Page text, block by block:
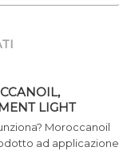
LIGHT
Moroccanoil
ad applicazione